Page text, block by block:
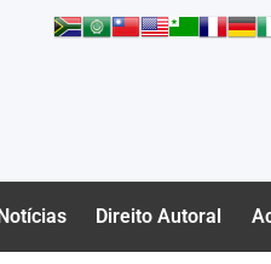
Direito Autoral